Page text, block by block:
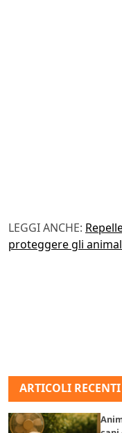
LEGGI ANCHE:
proteggere gli
ARTICOLI RECENTI